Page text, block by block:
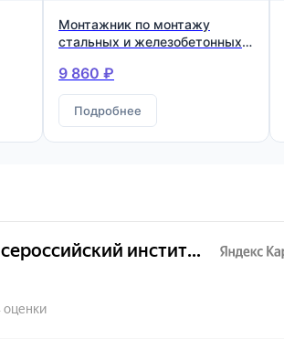
Монтажник по монтажу
стальных и железобетонных
9 860 ₽
Подробнее